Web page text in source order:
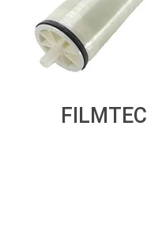
ممبران 4 اینچ فیلمتک FILMTEC